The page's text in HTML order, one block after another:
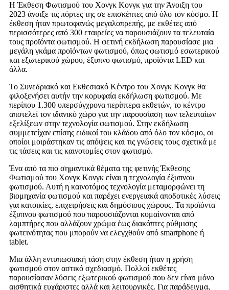
Η Έκθεση Φωτισμού του Χονγκ Κονγκ για την Άνοιξη του
2023 άνοιξε τις πόρτες της σε επισκέπτες από όλο τον κόσμο. Η
έκθεση ήταν πρωτοφανώς μεγαλοπρεπής, με εκθέτες από
περισσότερες από 300 εταιρείες να παρουσιάζουν τα τελευταία
τους προϊόντα φωτισμού. Η φετινή εκδήλωση παρουσίασε μια
μεγάλη γκάμα προϊόντων φωτισμού, όπως φωτισμό εσωτερικού
και εξωτερικού χώρου, έξυπνο φωτισμό, προϊόντα LED και
άλλα.
Το Συνεδριακό και Εκθεσιακό Κέντρο του Χονγκ Κονγκ θα
φιλοξενήσει αυτήν την κορυφαία εκδήλωση φωτισμού. Με
περίπου 1.300 υπερσύγχρονα περίπτερα εκθετών, το κέντρο
αποτελεί τον ιδανικό χώρο για την παρουσίαση των τελευταίων
εξελίξεων στην τεχνολογία φωτισμού. Στην εκδήλωση
συμμετείχαν επίσης ειδικοί του κλάδου από όλο τον κόσμο, οι
οποίοι μοιράστηκαν τις απόψεις και τις γνώσεις τους σχετικά με
τις τάσεις και τις καινοτομίες στον φωτισμό.
Ένα από τα πιο σημαντικά θέματα της φετινής Έκθεσης
Φωτισμού του Χονγκ Κονγκ είναι η τεχνολογία έξυπνου
φωτισμού. Αυτή η καινοτόμος τεχνολογία μεταμορφώνει τη
βιομηχανία φωτισμού και παρέχει ενεργειακά αποδοτικές λύσεις
για κατοικίες, επιχειρήσεις και δημόσιους χώρους. Τα προϊόντα
έξυπνου φωτισμού που παρουσιάζονται κυμαίνονται από
λαμπτήρες που αλλάζουν χρώμα έως διακόπτες ρύθμισης
φωτεινότητας που μπορούν να ελεγχθούν από smartphone ή
tablet.
Μια άλλη εντυπωσιακή τάση στην έκθεση ήταν η χρήση
φωτισμού στον αστικό σχεδιασμό. Πολλοί εκθέτες
παρουσίασαν λύσεις εξωτερικού φωτισμού που δεν είναι μόνο
αισθητικά ευχάριστες αλλά και λειτουργικές. Για παράδειγμα,